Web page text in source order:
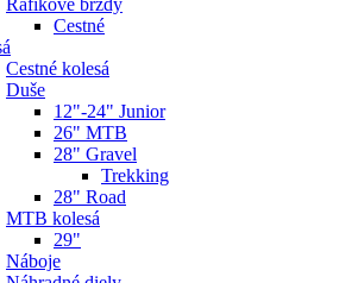
Ráfikové brzdy
Cestné
Cestné kolesá
Duše
12"-24" Junior
26" MTB
28" Gravel
Trekking
28" Road
MTB kolesá
29"
Náboje